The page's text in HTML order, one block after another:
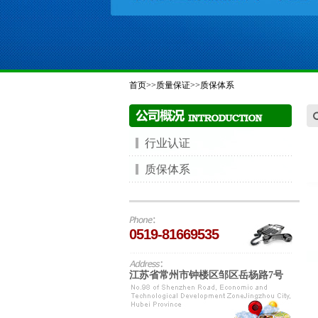
首页>>质量保证>>质保体系
行业认证
质保体系
0519-81669535
江苏省常州市钟楼区邹区岳杨路7号